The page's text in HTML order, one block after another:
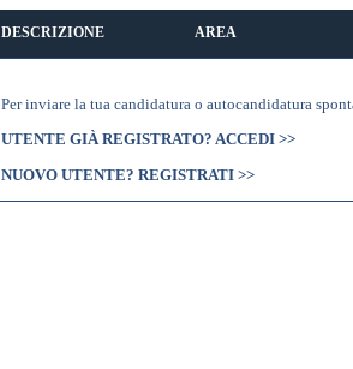
DESCRIZIONE AREA
Per inviare la tua candidatura o autocandidatura
UTENTE GIÀ REGISTRATO? ACCEDI >>
NUOVO UTENTE? REGISTRATI >>